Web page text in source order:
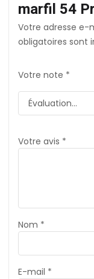
marfil 54
Votre adresse e-
obligatoires sont
Votre note *
Votre avis *
Nom *
E-mail *